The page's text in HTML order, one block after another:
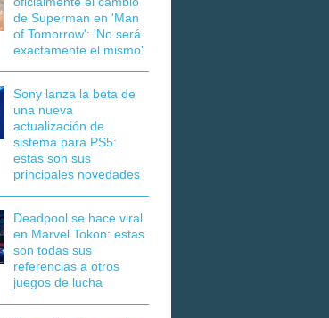
de Superman en 'Man
of Tomorrow': 'No será
exactamente el mismo'
Sony lanza la beta de
una nueva
actualización de
sistema para PS5:
estas son sus
principales novedades
Deadpool se hace viral
en Marvel Tokon: estas
son todas sus
referencias a otros
juegos de lucha